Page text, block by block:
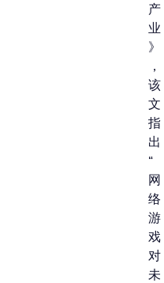
产
业
》
，
该
文
指
出
“
网
络
游
戏
对
未